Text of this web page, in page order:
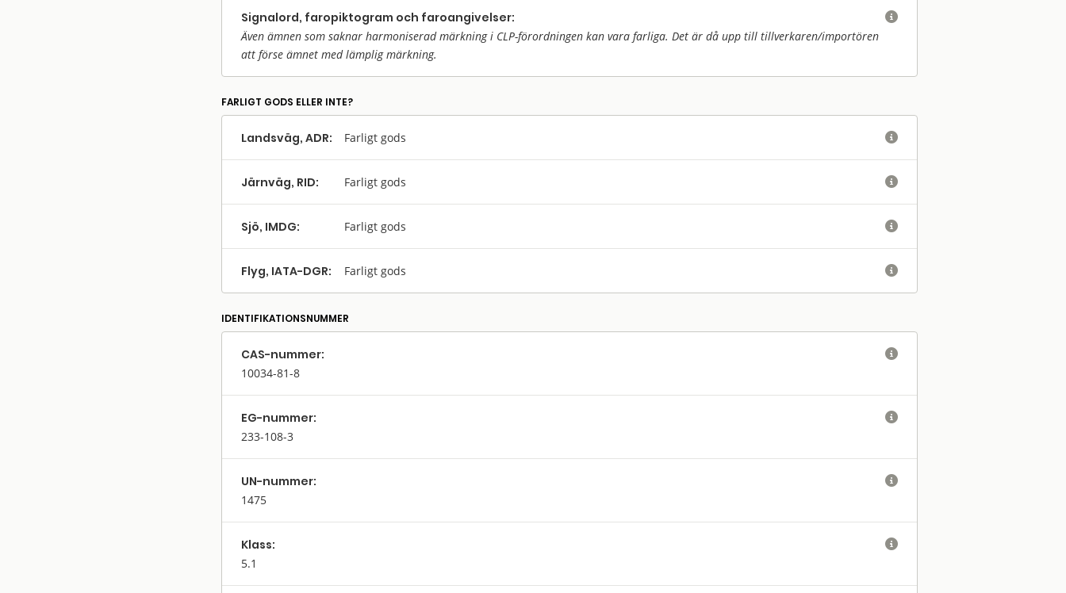
Signalord, faropiktogram och faroangivelser:
Även ämnen som saknar harmoniserad märkning i CLP-förordningen kan vara farliga. Det är då upp till tillverkaren/importören
att förse ämnet med lämplig märkning.

FARLIGT GODS ELLER INTE?
Landsväg, ADR: Farligt gods 
Järnväg, RID: Farligt gods 
Sjö, IMDG: Farligt gods 
Flyg, IATA-DGR: Farligt gods 
IDENTIFIKATIONSNUMMER
CAS-nummer:
10034-81-8

EG-nummer:
233-108-3

UN-nummer:
1475

Klass:
5.1
